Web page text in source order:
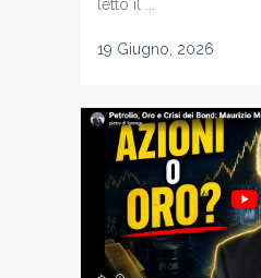
letto il ...
19 Giugno, 2026